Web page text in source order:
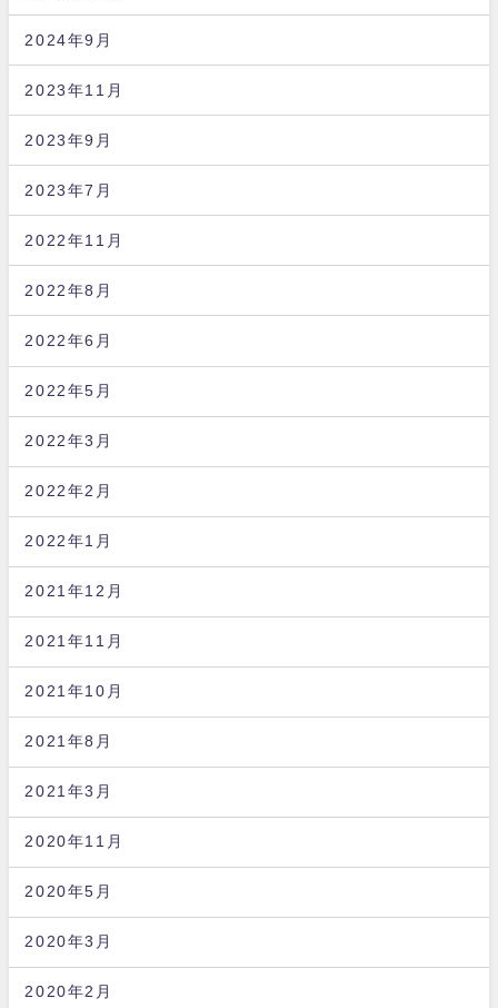
2024年9月
2023年11月
2023年9月
2023年7月
2022年11月
2022年8月
2022年6月
2022年5月
2022年3月
2022年2月
2022年1月
2021年12月
2021年11月
2021年10月
2021年8月
2021年3月
2020年11月
2020年5月
2020年3月
2020年2月